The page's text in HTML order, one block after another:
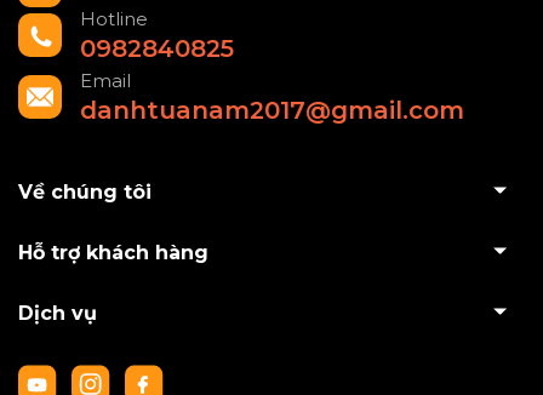
Hotline
0982840825
Email
danhtuanam2017@gmail.com
Về chúng tôi
Hỗ trợ khách hàng
Dịch vụ